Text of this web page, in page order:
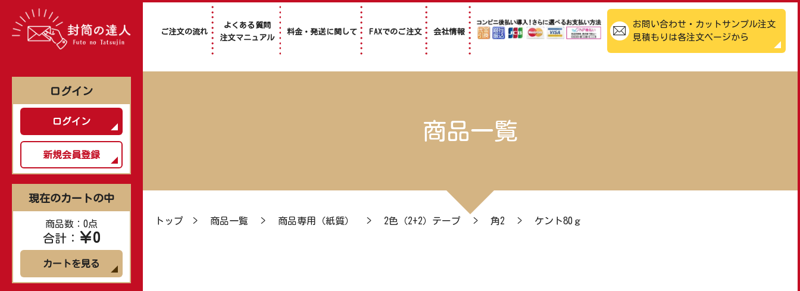
ご注文の流れ
よくある質問
注文マニュアル
料金・発送に関して FAXでのご注文 会社情報
お問い合わせ・カットサンプル注文
見積もりは各注文ページから
ログイン
ログイン
新規会員登録
現在のカートの中
商品数：0点
合計： ￥0
カートを見る
商品一覧
トップ > 商品一覧 > 商品専用（紙質） > 2色（2+2）テープ > 角2 > ケント80ｇ